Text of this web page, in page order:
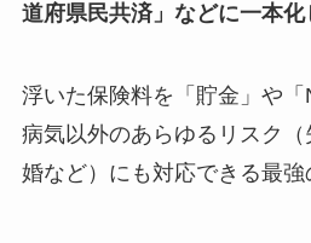
道府県民共済」などに一本化
浮いた保険料を「貯金」や「
病気以外のあらゆるリスク
婚など）にも対応できる最強